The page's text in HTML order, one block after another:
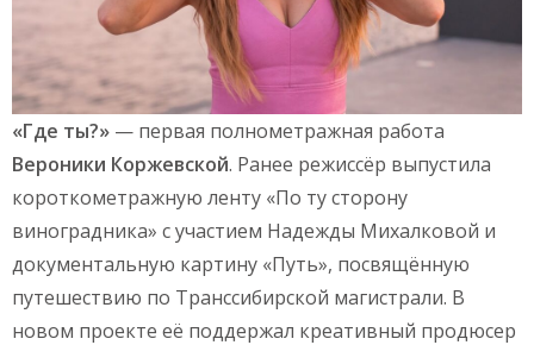
«Где ты?» — первая полнометражная работа
Вероники Коржевской. Ранее режиссёр выпустила
короткометражную ленту «По ту сторону
виноградника» с участием Надежды Михалковой и
документальную картину «Путь», посвящённую
путешествию по Транссибирской магистрали. В
новом проекте её поддержал креативный продюсер